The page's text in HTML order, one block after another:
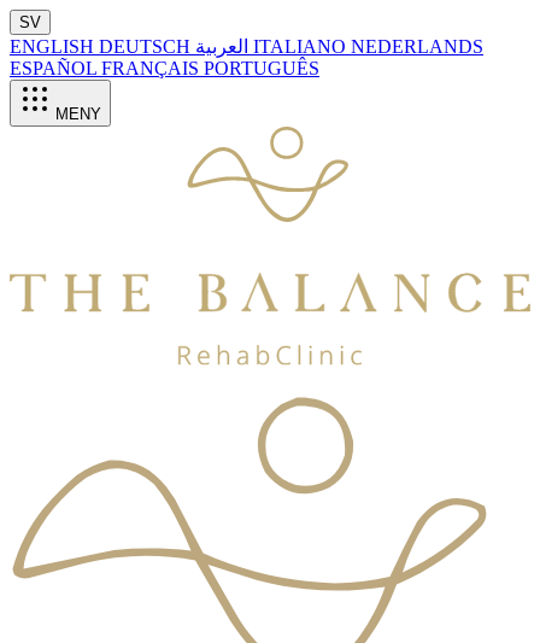
SV
ENGLISH DEUTSCH ITALIANO NEDERLANDS
ESPAÑOL FRANÇAIS PORTUGUÊS
MENY